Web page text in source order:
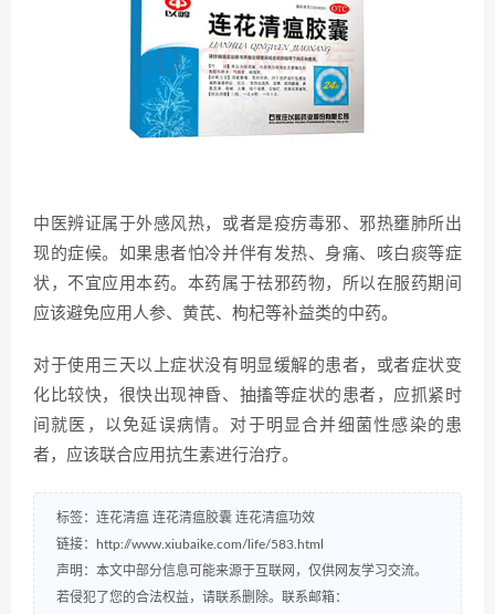
中医辨证属于外感风热，或者是疫疠毒邪、邪热壅肺所出
现的症候。如果患者怕冷并伴有发热、身痛、咳白痰等症
状，不宜应用本药。本药属于祛邪药物，所以在服药期间
应该避免应用人参、黄芪、枸杞等补益类的中药。
对于使用三天以上症状没有明显缓解的患者，或者症状变
化比较快，很快出现神昏、抽搐等症状的患者，应抓紧时
间就医，以免延误病情。对于明显合并细菌性感染的患
者，应该联合应用抗生素进行治疗。
标签： 连花清瘟 连花清瘟胶囊 连花清瘟功效
链接：
http://www.xiubaike.com/life/583.html
声明：本文中部分信息可能来源于互联网，仅供网友学习交流。
若侵犯了您的合法权益，请联系删除。联系邮箱：